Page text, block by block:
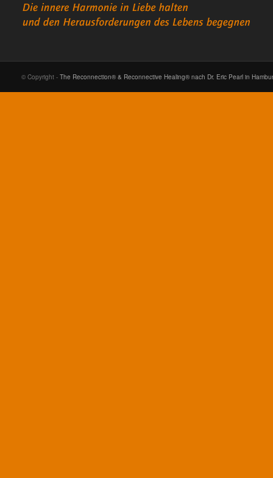
© Copyright - The Reconnection® & Reconnective Healing® nach Dr. Eric Pearl in